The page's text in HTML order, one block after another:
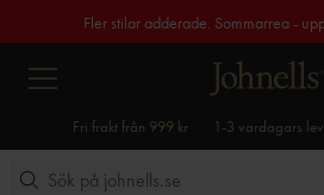
Fler stilar adderade. Sommarrea -
Fri frakt från 999 kr 1-3 vardagars